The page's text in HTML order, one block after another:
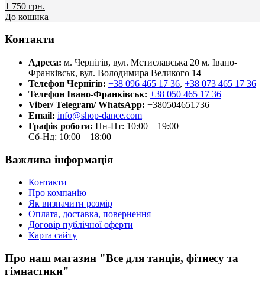
1 750 грн.
До кошика
Контакти
Адреса: м. Чернігів, вул. Мстиславська 20 м. Івано-
Франківськ, вул. Володимира Великого 14
Телефон Чернігів: +38 096 465 17 36, +38 073 465 17 36
Телефон Івано-Франківськ: +38 050 465 17 36
Viber/ Telegram/ WhatsApp: +380504651736
Email: info@shop-dance.com
Графік роботи: Пн-Пт: 10:00 – 19:00
Сб-Нд: 10:00 – 18:00
Важлива інформація
Контакти
Про компанію
Як визначити розмір
Оплата, доставка, повернення
Договір публічної оферти
Карта сайту
Про наш магазин "Все для танців, фітнесу та
гімнастики"